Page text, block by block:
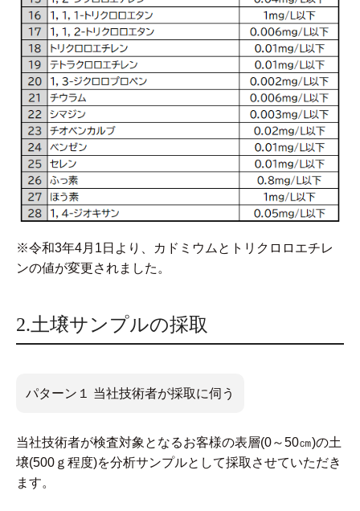
※令和3年4月1日より、カドミウムとトリクロロエチレ
ンの値が変更されました。
2.土壌サンプルの採取
パターン１ 当社技術者が採取に伺う
当社技術者が検査対象となるお客様の表層(0～50㎝)の土
壌(500ｇ程度)を分析サンプルとして採取させていただき
ます。